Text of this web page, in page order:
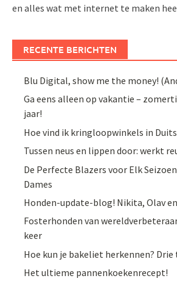
en alles wat met internet te maken
RECENTE BERICHTEN
Blu Digital, show me the money!
Ga eens alleen op vakantie –
jaar!
Hoe vind ik kringloopwinkels in
Tussen neus en lippen door: werkt
De Perfecte Blazers voor Elk
Dames
Honden-update-blog! Nikita, Olav
Fosterhonden van
keer
Hoe kun je bakeliet herkennen? Drie
Het ultieme pannenkoekenrecept!